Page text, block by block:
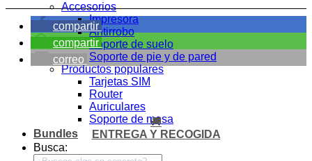
Accesorios
Impresora
Antirrobo
Soporte de suelo
Soporte de pie y de pared
Productos populares
Tarjetas SIM
Router
Auriculares
Soporte de mesa
Bundles
Busca:
compartir
compartir
correo
🚚
ENTREGA Y RECOGIDA